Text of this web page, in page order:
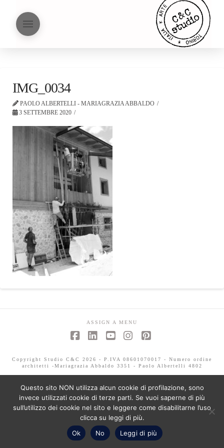
IMG_0034
PAOLO ALBERTELLI - MARIAGRAZIA ABBALDO
3 SETTEMBRE 2020
ASSIGN A MENU
Copyright Studio C&C 2026 - P.IVA 08601070017 - Numero ordine
architetti -Mariagrazia Abbaldo 3351 - Paolo Albertelli 4802
Questo sito NON utilizza alcun cookie di profilazione, sono
invece utilizzati cookie di terze parti. Se vuoi saperne di più
sull’utilizzo dei cookie nel sito e leggere come disabilitarne l’uso
clicca su leggi di più.
Ok
No Leggi di più